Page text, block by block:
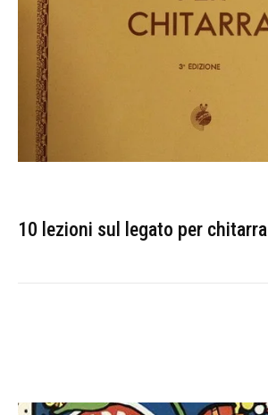
10 lezioni sul legato per chitarra